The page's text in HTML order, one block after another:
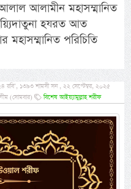
আলামীন মহাসম্মানিত
হযরত আত
পরিচিতি
১৩৯৩ শামসী সন , ২২ সেপ্টেম্বর, ২০২৫
(সোমবার)
বিশেষ আইয়্যামুল্লাহ শরীফ